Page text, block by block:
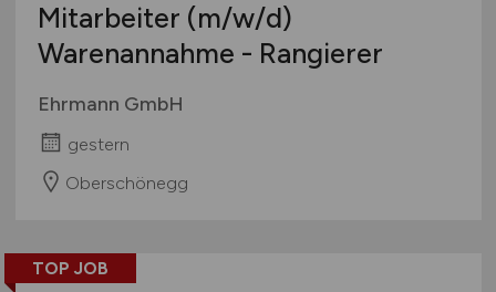
Mitarbeiter (m/w/d)
Warenannahme - Rangierer
Ehrmann GmbH
gestern
Oberschönegg
TOP JOB